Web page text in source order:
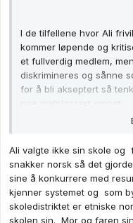
I de tilfellene hvor Ali
kommer løpende og
et fullverdig medlem,
diskrimineres og sånne
for å bli akseptert så
noe malplassert empati.
Det fulle bildet er
for å forstå
-k
Ali valgte ikke sin skole og
snakker norsk så det
sine å konkurrere med
kjenner systemet og som
skoledistriktet er etniske
skolen sin. Mor og faren